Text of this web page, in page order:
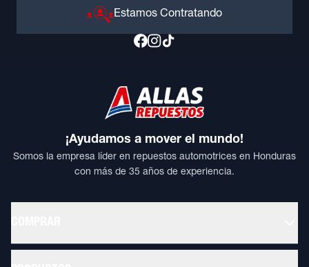
Estamos Contratando
¡Ayudamos a mover el mundo!
Somos la empresa líder en repuestos automotrices en Honduras
con más de 35 años de experiencia.